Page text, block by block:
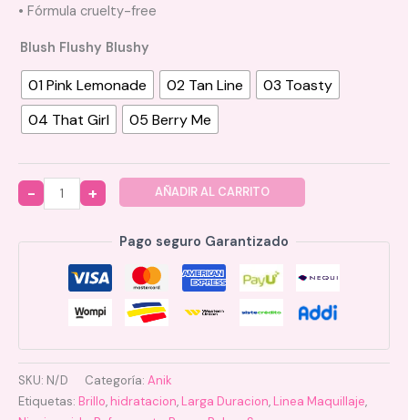
• Fórmula cruelty-free
Blush Flushy Blushy
01 Pink Lemonade 02 Tan Line
03 Toasty
04 That Girl
05 Berry Me
Quantity
AÑADIR AL CARRITO
Pago seguro Garantizado
SKU: N/D Categoría: Anik
Etiquetas: Brillo, hidratacion, Larga Duracion, Linea Maquillaje,